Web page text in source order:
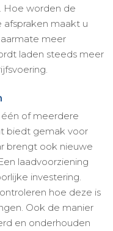
Hoe worden de
maakt u
meer
laden steeds meer
of meerdere
biedt gemak voor
brengt ook nieuwe
laadvoorziening
investering.
hoe deze is
Ook de manier
en onderhouden